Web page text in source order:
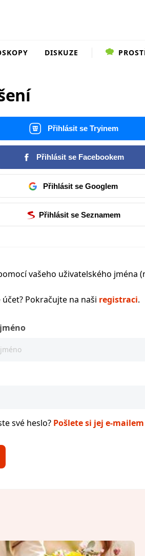
DISKUZE
Přihlásit se Tryinem
Přihlásit se Facebookem
Přihlásit se Googlem
Přihlásit se Seznamem
vašeho uživatelského jména
účet? Pokračujte na naši registraci.
své heslo? Pošlete si jej e-mailem